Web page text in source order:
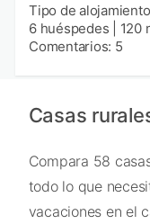
Tipo de
6 huéspedes
120
Comentarios: 5
Casas
Compara 58
todo lo que
vacaciones en el